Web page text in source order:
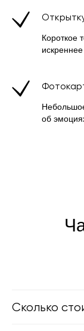
Короткое
искреннее
об
Сколько